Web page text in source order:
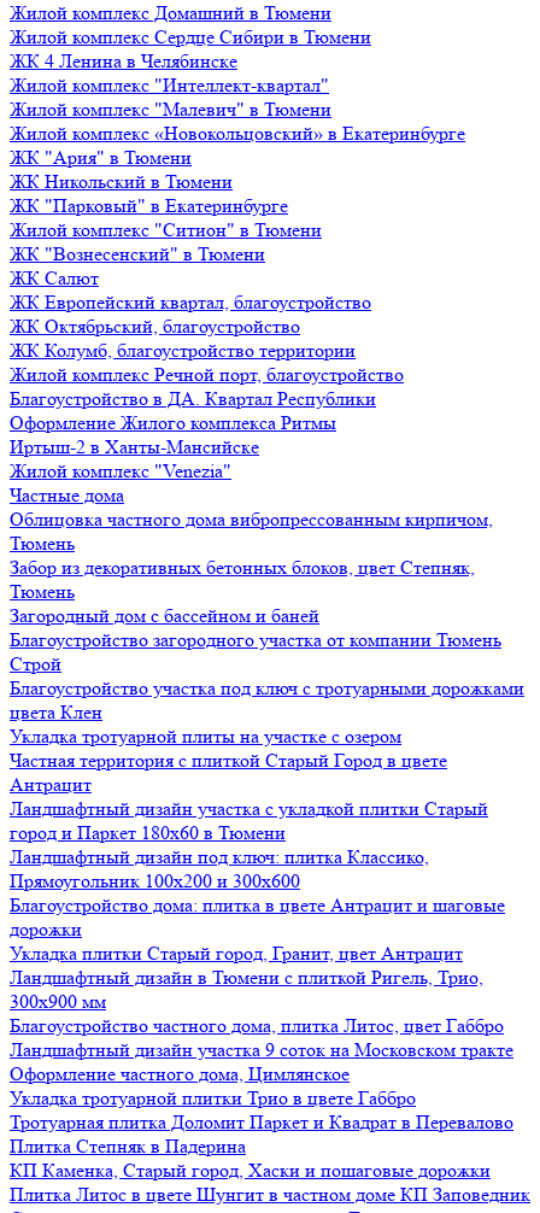
Жилой комплекс Домашний в Тюмени
Жилой комплекс Сердце Сибири в Тюмени
ЖК 4 Ленина в Челябинске
Жилой комплекс "Интеллект-квартал"
Жилой комплекс "Малевич" в Тюмени
Жилой комплекс «Новокольцовский» в Екатеринбурге
ЖК "Ария" в Тюмени
ЖК Никольский в Тюмени
ЖК "Парковый" в Екатеринбурге
Жилой комплекс "Ситион" в Тюмени
ЖК "Вознесенский" в Тюмени
ЖК Салют
ЖК Европейский квартал, благоустройство
ЖК Октябрьский, благоустройство
ЖК Колумб, благоустройство территории
Жилой комплекс Речной порт, благоустройство
Благоустройство в ДА. Квартал Республики
Оформление Жилого комплекса Ритмы
Иртыш-2 в Ханты-Мансийске
Жилой комплекс "Venezia"
Частные дома
Облицовка частного дома вибропрессованным кирпичом,
Тюмень
Забор из декоративных бетонных блоков, цвет Степняк,
Тюмень
Загородный дом с бассейном и баней
Благоустройство загородного участка от компании Тюмень
Строй
Благоустройство участка под ключ с тротуарными дорожками
цвета Клен
Укладка тротуарной плиты на участке с озером
Частная территория с плиткой Старый Город в цвете
Антрацит
Ландшафтный дизайн участка с укладкой плитки Старый
город и Паркет 180х60 в Тюмени
Ландшафтный дизайн под ключ: плитка Классико,
Прямоугольник 100х200 и 300х600
Благоустройство дома: плитка в цвете Антрацит и шаговые
дорожки
Укладка плитки Старый город, Гранит, цвет Антрацит
Ландшафтный дизайн в Тюмени с плиткой Ригель, Трио,
300х900 мм
Благоустройство частного дома, плитка Литос, цвет Габбро
Ландшафтный дизайн участка 9 соток на Московском тракте
Оформление частного дома, Цимлянское
Укладка тротуарной плитки Трио в цвете Габбро
Тротуарная плитка Доломит Паркет и Квадрат в Перевалово
Плитка Степняк в Падерина
КП Каменка, Старый город, Хаски и пошаговые дорожки
Плитка Литос в цвете Шунгит в частном доме КП Заповедник